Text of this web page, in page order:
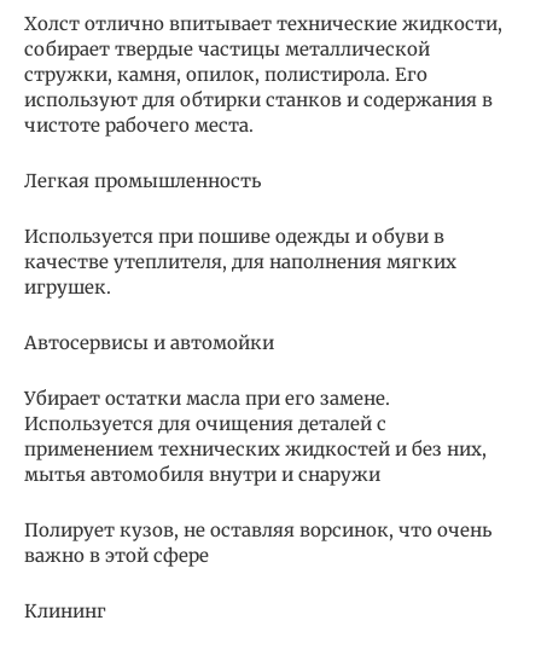
Холст отлично впитывает технические жидкости,
собирает твердые частицы металлической
стружки, камня, опилок, полистирола. Его
используют для обтирки станков и содержания в
чистоте рабочего места.
Легкая промышленность
Используется при пошиве одежды и обуви в
качестве утеплителя, для наполнения мягких
игрушек.
Автосервисы и автомойки
Убирает остатки масла при его замене.
Используется для очищения деталей с
применением технических жидкостей и без них,
мытья автомобиля внутри и снаружи
Полирует кузов, не оставляя ворсинок, что очень
важно в этой сфере
Клининг